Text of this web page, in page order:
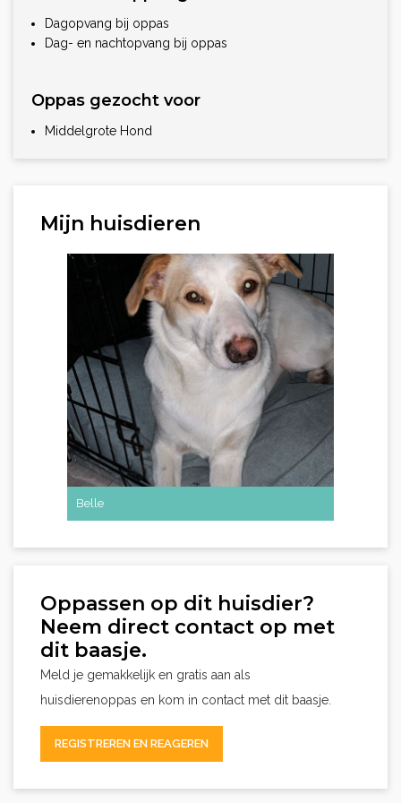
Dagopvang bij oppas
Dag- en nachtopvang bij oppas
Oppas gezocht voor
Middelgrote Hond
Mijn huisdieren
Belle
Oppassen op dit huisdier?
Neem direct contact op met
dit baasje.
Meld je gemakkelijk en gratis aan als
huisdierenoppas en kom in contact met dit baasje.
REGISTREREN EN REAGEREN